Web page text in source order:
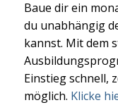
Baue dir ein
du unabhängig
kannst. Mit dem
Einstieg schnell,
möglich. Klicke